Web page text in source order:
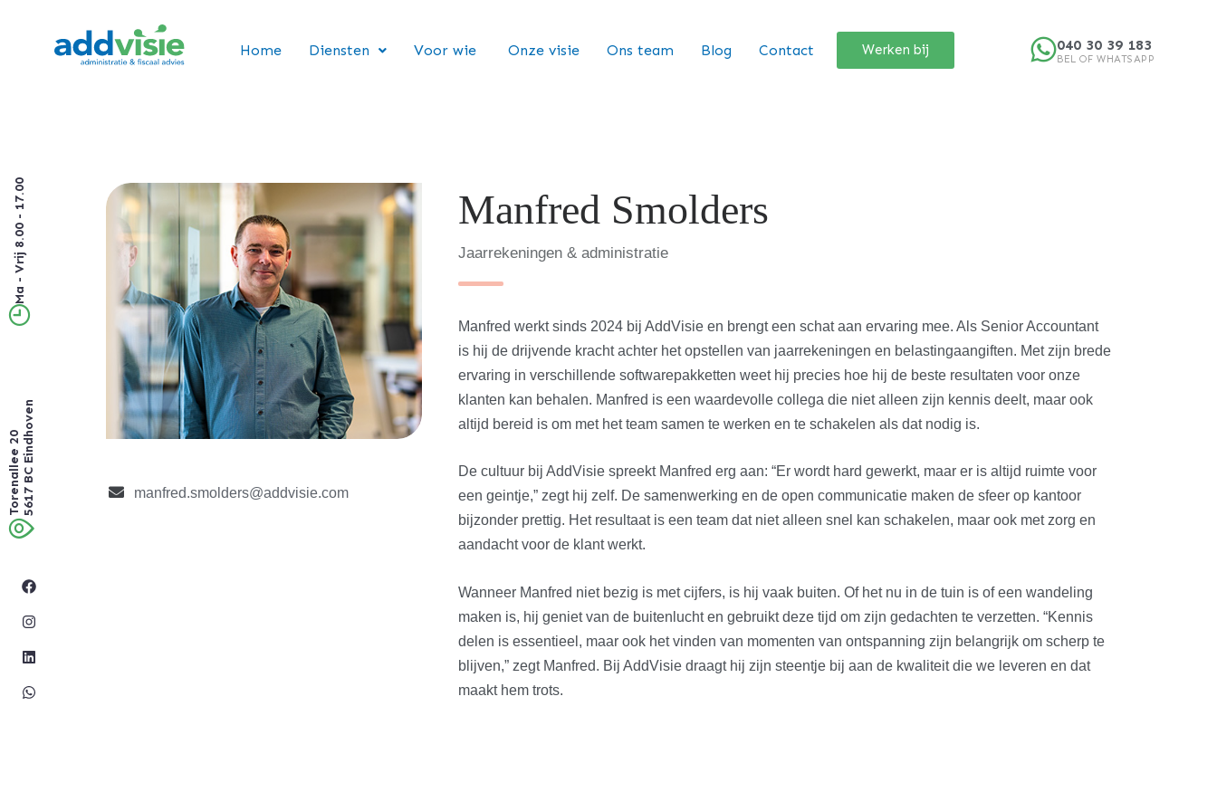
Home Diensten Voor wie Onze visie Ons team Blog Contact 040 30 39 183
BEL OF WHATSAPP
Werken bij
Ma - Vrij 8.00 - 17.00
Torenallee 205617 BC Eindhoven manfred.smolders@addvisie.com
Manfred Smolders
Jaarrekeningen & administratie
Manfred werkt sinds 2024 bij AddVisie en brengt een schat aan ervaring mee. Als Senior Accountant
is hij de drijvende kracht achter het opstellen van jaarrekeningen en belastingaangiften. Met zijn brede
ervaring in verschillende softwarepakketten weet hij precies hoe hij de beste resultaten voor onze
klanten kan behalen. Manfred is een waardevolle collega die niet alleen zijn kennis deelt, maar ook
altijd bereid is om met het team samen te werken en te schakelen als dat nodig is.
De cultuur bij AddVisie spreekt Manfred erg aan: “Er wordt hard gewerkt, maar er is altijd ruimte voor
een geintje,” zegt hij zelf. De samenwerking en de open communicatie maken de sfeer op kantoor
bijzonder prettig. Het resultaat is een team dat niet alleen snel kan schakelen, maar ook met zorg en
aandacht voor de klant werkt.
Wanneer Manfred niet bezig is met cijfers, is hij vaak buiten. Of het nu in de tuin is of een wandeling
maken is, hij geniet van de buitenlucht en gebruikt deze tijd om zijn gedachten te verzetten. “Kennis
delen is essentieel, maar ook het vinden van momenten van ontspanning zijn belangrijk om scherp te
blijven,” zegt Manfred. Bij AddVisie draagt hij zijn steentje bij aan de kwaliteit die we leveren en dat
maakt hem trots.